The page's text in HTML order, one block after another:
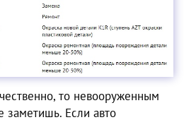
то невооруженным
заметишь. Если авто